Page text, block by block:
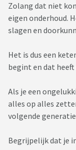
Zolang dat niet
eigen onderhoud.
slagen en
Het is dus een
begint en dat
Als je een
alles op alles
volgende
Begrijpelijk dat je